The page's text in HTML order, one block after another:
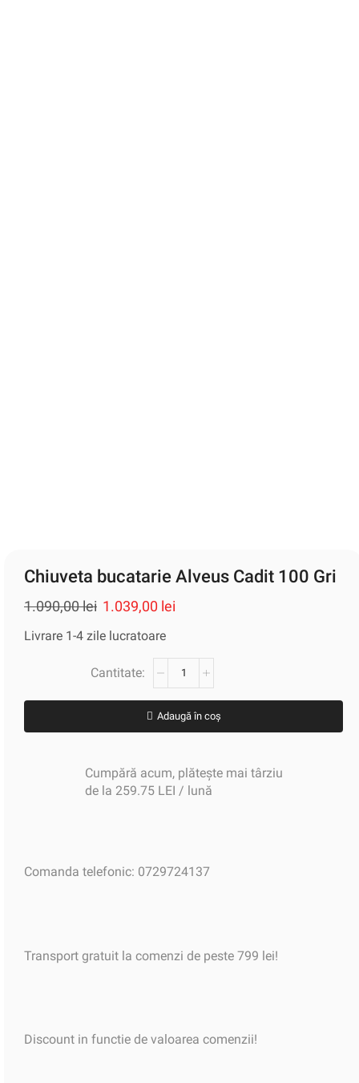
Chiuveta bucatarie Alveus Cadit 100 Gri
1.090,00lei 1.039,00 lei
Livrare 1-4 zile lucratoare
Adaugă în coș
Cumpără acum, plătește mai târziu
de la 259.75 LEI / lună
Comanda telefonic: 0729724137
Transport gratuit la comenzi de peste 799 lei!
Discount in functie de valoarea comenzii!